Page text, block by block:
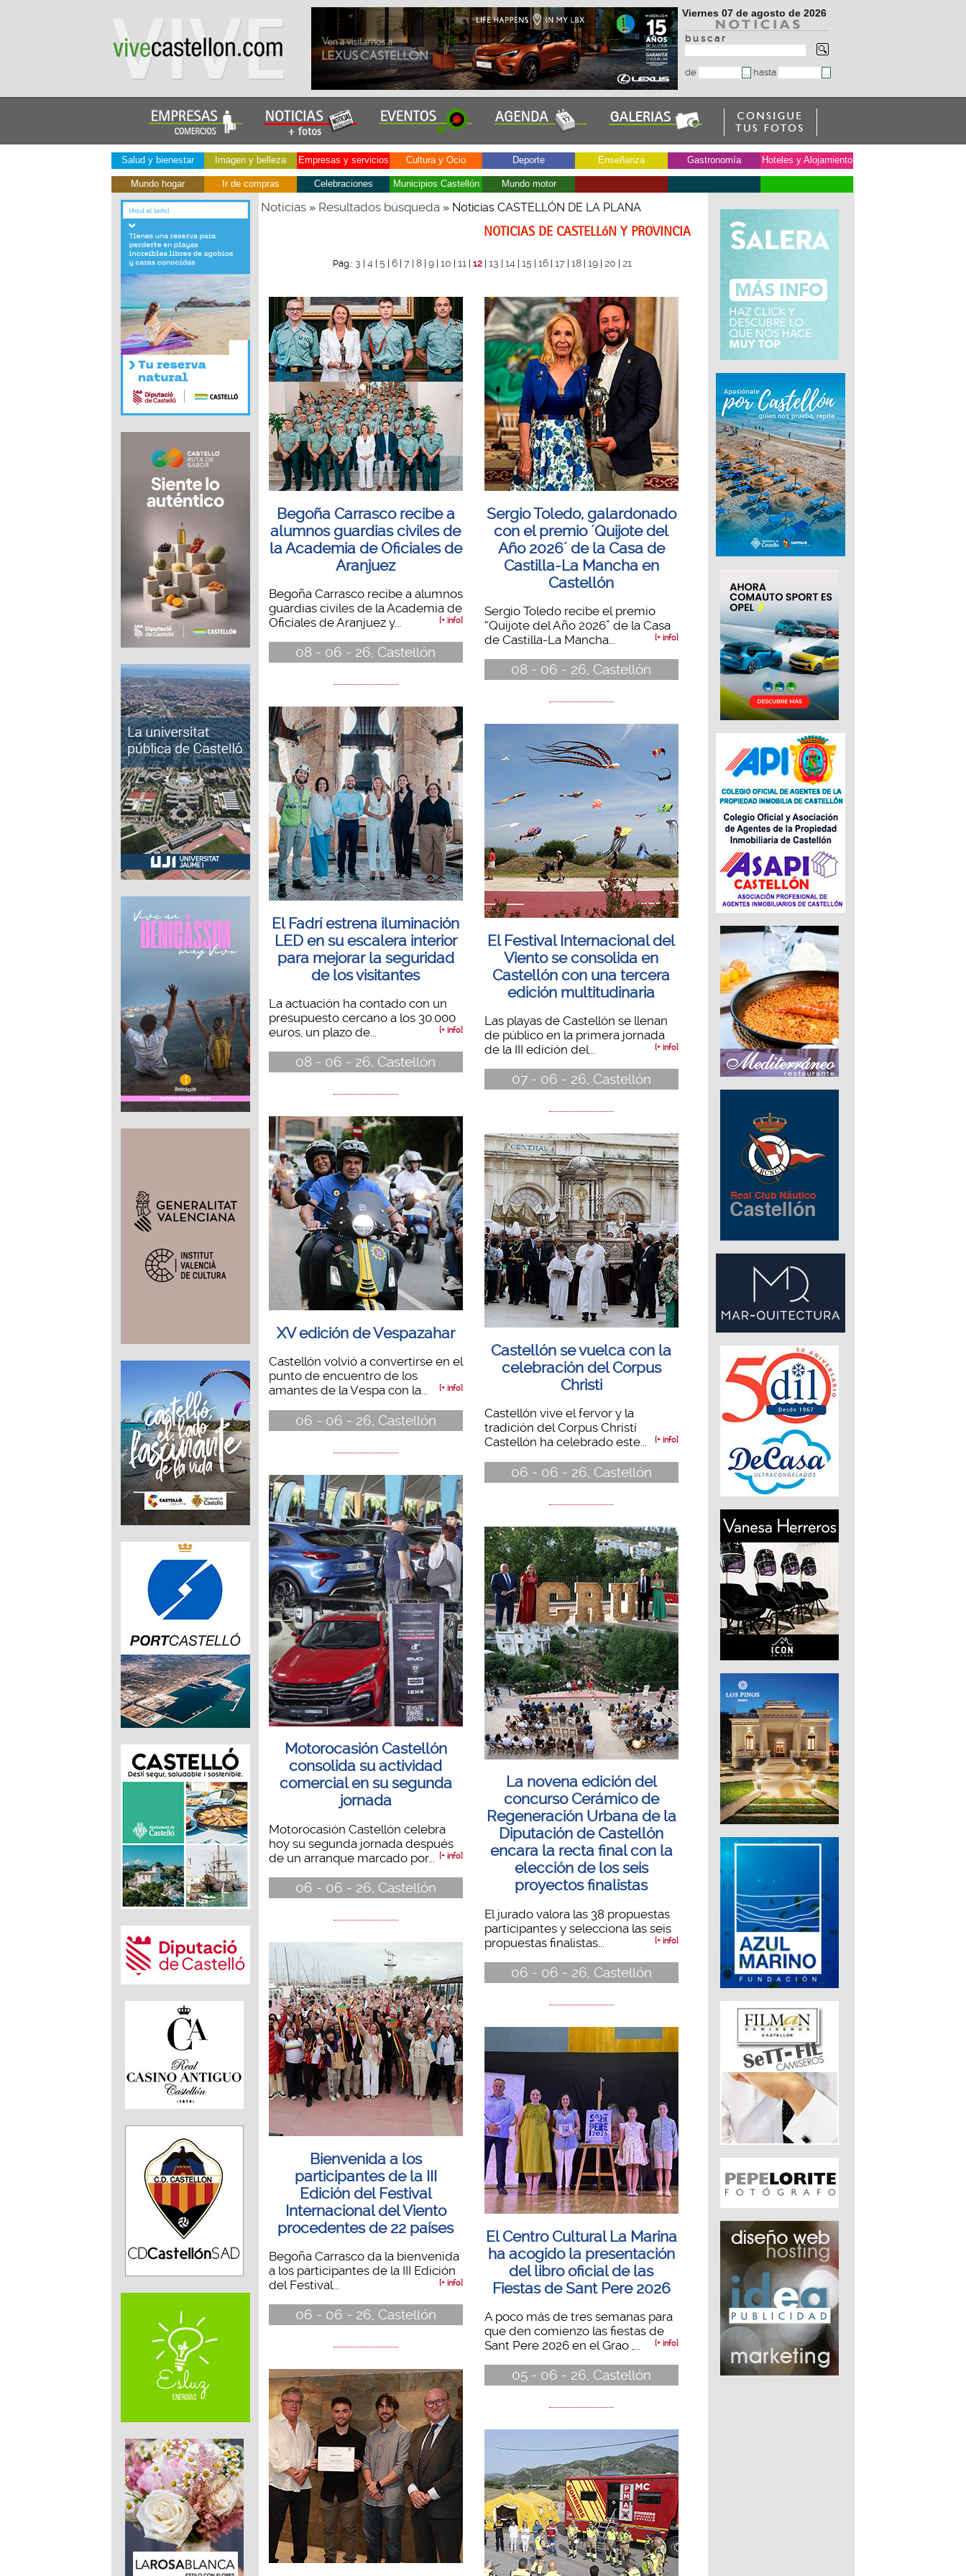
Viernes 07 de agosto de 2026
b u s c a r
de hasta
Salud y bienestar Imagen y belleza Empresas y servicios Cultura y Ocio Deporte Enseñanza Gastronomía Hoteles y Alojamiento
Mundo hogar Ir de compras Celebraciones Municipios Castellón Mundo motor
Noticias» Resultados búsqueda» Noticias CASTELLÓN DE LA PLANA
NOTICIAS DE CASTELLóN Y PROVINCIA
Pág.: 3 4 5 6 7 8 9 10 11 12 13 14 15 16 17 18 19 20 21
Begoña Carrasco recibe a
alumnos guardias civiles de
la Academia de Oficiales de
Aranjuez
Begoña Carrasco recibe a alumnos
guardias civiles de la Academia de
Oficiales de Aranjuez y...
[+ info]
08 - 06 - 26, Castellón
El Fadrí estrena iluminación
LED en su escalera interior
para mejorar la seguridad
de los visitantes
La actuación ha contado con un
presupuesto cercano a los 30.000
euros, un plazo de...
[+ info]
08 - 06 - 26, Castellón
XV edición de Vespazahar
Castellón volvió a convertirse en el
punto de encuentro de los
amantes de la Vespa con la...
[+ info]
06 - 06 - 26, Castellón
Motorocasión Castellón
consolida su actividad
comercial en su segunda
jornada
Motorocasión Castellón celebra
hoy su segunda jornada después
de un arranque marcado por...
[+ info]
06 - 06 - 26, Castellón
Bienvenida a los
participantes de la III
Edición del Festival
Internacional del Viento
procedentes de 22 países
Begoña Carrasco da la bienvenida
a los participantes de la III Edición
del Festival...
[+ info]
06 - 06 - 26, Castellón
Sergio Toledo, galardonado
con el premio ´Quijote del
Año 2026´ de la Casa de
Castilla-La Mancha en
Castellón
Sergio Toledo recibe el premio
“Quijote del Año 2026” de la Casa
de Castilla-La Mancha...
[+ info]
08 - 06 - 26, Castellón
El Festival Internacional del
Viento se consolida en
Castellón con una tercera
edición multitudinaria
Las playas de Castellón se llenan
de público en la primera jornada
de la III edición del...
[+ info]
07 - 06 - 26, Castellón
Castellón se vuelca con la
celebración del Corpus
Christi
Castellón vive el fervor y la
tradición del Corpus Christi
Castellón ha celebrado este...
[+ info]
06 - 06 - 26, Castellón
La novena edición del
concurso Cerámico de
Regeneración Urbana de la
Diputación de Castellón
encara la recta final con la
elección de los seis
proyectos finalistas
El jurado valora las 38 propuestas
participantes y selecciona las seis
propuestas finalistas...
[+ info]
06 - 06 - 26, Castellón
El Centro Cultural La Marina
ha acogido la presentación
del libro oficial de las
Fiestas de Sant Pere 2026
A poco más de tres semanas para
que den comienzo las fiestas de
Sant Pere 2026 en el Grao ,...
[+ info]
05 - 06 - 26, Castellón